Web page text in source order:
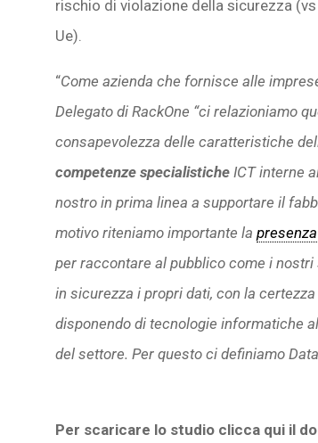
rischio di violazione della sicurezza
Ue).
“Come azienda che fornisce alle
Delegato di RackOne “ci relazioniamo
consapevolezza delle caratteristiche
competenze specialistiche ICT interne
nostro in prima linea a supportare il
motivo riteniamo importante la presenza
per raccontare al pubblico come i nostri
in sicurezza i propri dati, con la
disponendo di tecnologie informatiche
del settore. Per questo ci definiamo
Per scaricare lo studio clicca qui il